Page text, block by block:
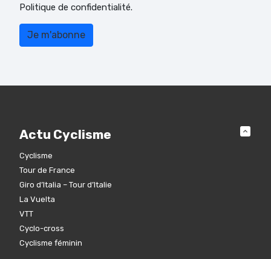
Politique de confidentialité.
Actu Cyclisme
Cyclisme
Tour de France
Giro d’Italia – Tour d’Italie
La Vuelta
VTT
Cyclo-cross
Cyclisme féminin